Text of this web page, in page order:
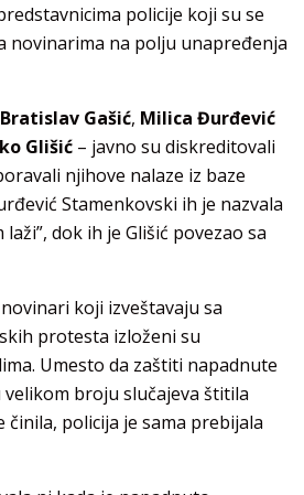
policije koji su se
novinarima na polju unapređenja
Bratislav Gašić, Milica Đurđević
Glišić – javno su diskreditovali
njihove nalaze iz baze
Stamenkovski ih je nazvala
dok ih je Glišić povezao sa
koji izveštavaju sa
protesta izloženi su
Umesto da zaštiti napadnute
broju slučajeva štitila
činila, policija je sama prebijala